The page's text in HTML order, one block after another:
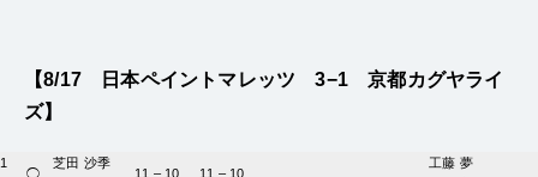
【8/17 日本ペイントマレッツ 3−1 京都カグヤライ
ズ】
1
◯
芝田 沙季
11 – 10 11 – 10
工藤 夢